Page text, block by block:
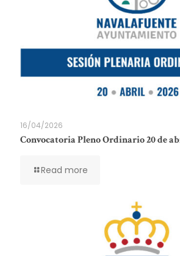
16/04/2026
Convocatoria Pleno Ordinario 20 de
Read more